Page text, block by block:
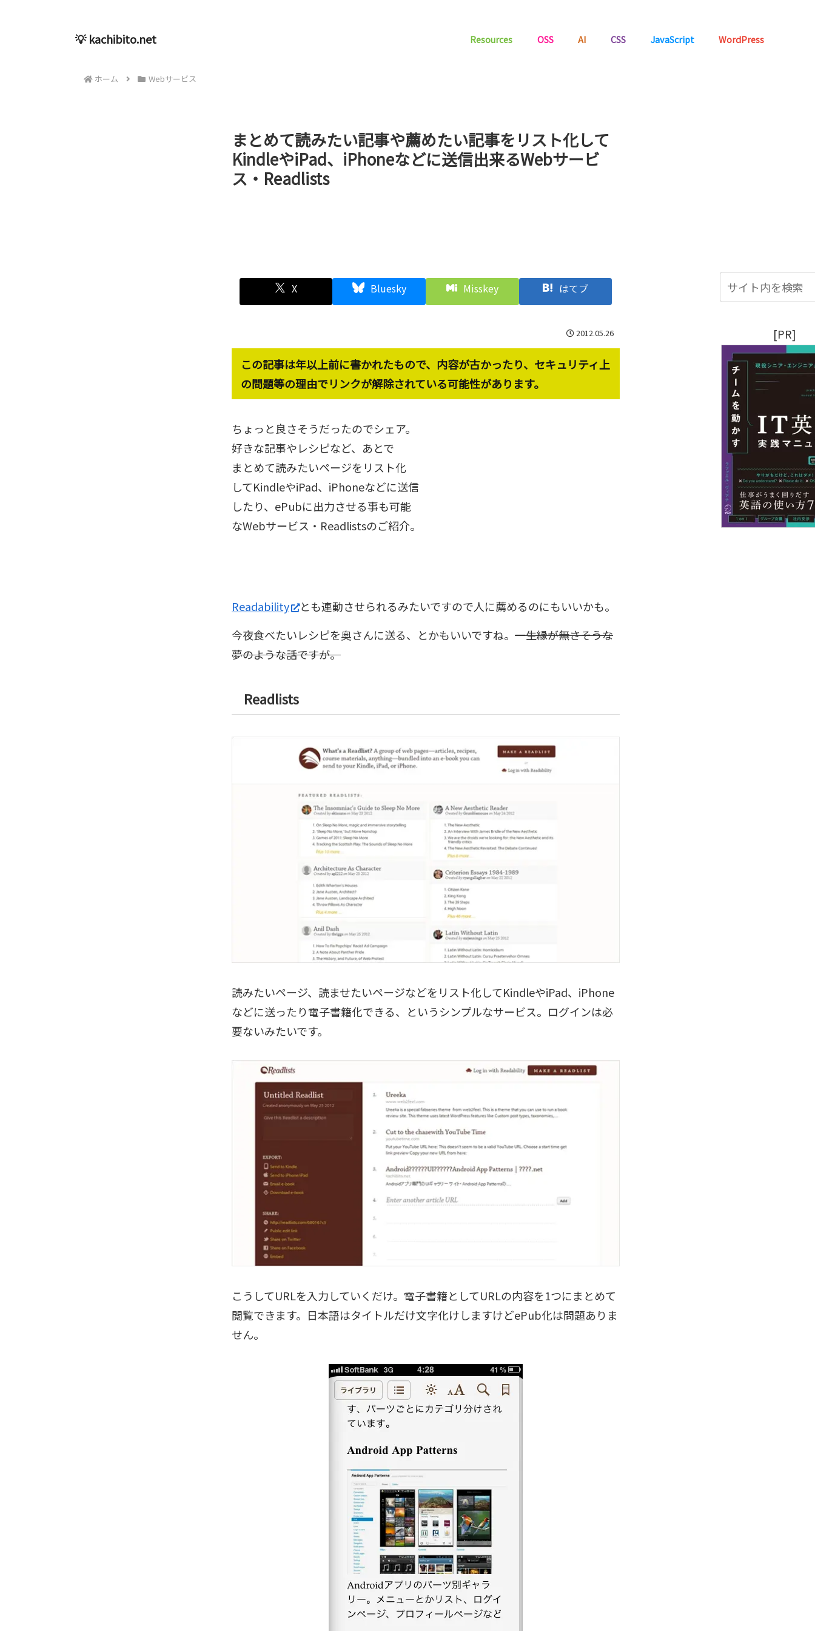
💡 kachibito.net Resources OSS AI CSS JavaScript WordPress
ホーム Webサービス
[PR]
まとめて読みたい記事や薦めたい記事をリスト化して
KindleやiPad、iPhoneなどに送信出来るWebサービ
ス・Readlists
X Bluesky Misskey はてブ
2012.05.26
この記事は年以上前に書かれたもので、内容が古かったり、セキュリティ上
の問題等の理由でリンクが解除されている可能性があります。
ちょっと良さそうだったのでシェア。
好きな記事やレシピなど、あとで
まとめて読みたいページをリスト化
してKindleやiPad、iPhoneなどに送信
したり、ePubに出力させる事も可能
なWebサービス・Readlistsのご紹介。
Readability
とも連動させられるみたいですので人に薦めるのにもいいかも。
今夜食べたいレシピを奥さんに送る、とかもいいですね。 一生縁が無さそうな
夢のような話ですが。
Readlists
読みたいページ、読ませたいページなどをリスト化してKindleやiPad、iPhone
などに送ったり電子書籍化できる、というシンプルなサービス。ログインは必
要ないみたいです。
こうしてURLを入力していくだけ。電子書籍としてURLの内容を1つにまとめて
閲覧できます。日本語はタイトルだけ文字化けしますけどePub化は問題ありま
せん。